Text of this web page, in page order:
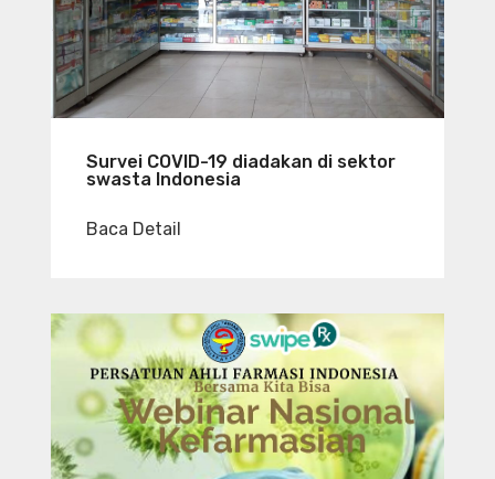
Survei COVID-19 diadakan di sektor
swasta Indonesia
Baca Detail